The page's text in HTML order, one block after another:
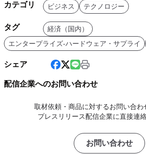
カテゴリ ビジネス テクノロジー
タグ
経済（国内）
エンタープライズ-ハードウェア・サプライ
シェア
配信企業へのお問い合わせ
取材依頼・商品に対するお問い合わ
プレスリリース配信企業に直接連
お問い合わせ